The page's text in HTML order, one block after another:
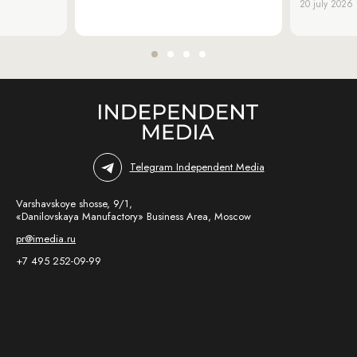
20 july 2026
Telegram Independent Media
Varshavskoye shosse, 9/1,
«Danilovskaya Manufactory» Business Area, Moscow
pr@imedia.ru
+7 495 252-09-99